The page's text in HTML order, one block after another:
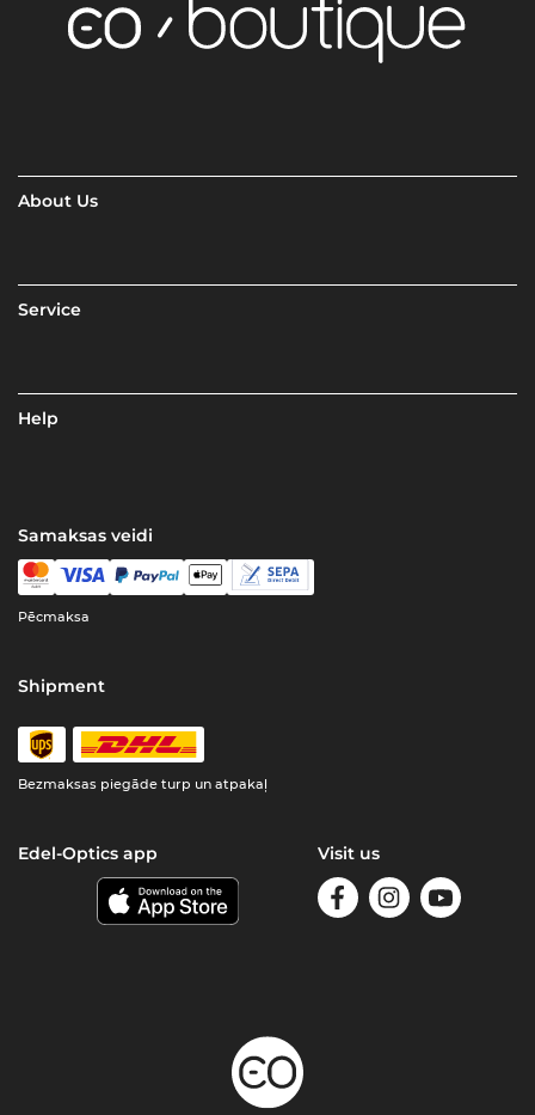
About Us
Service
Help
Samaksas veidi
Pēcmaksa
Shipment
Bezmaksas piegāde turp un atpakaļ
Edel-Optics app Visit us